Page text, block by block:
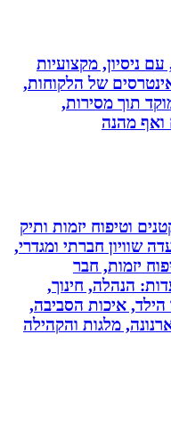
ניסיון, מקצועיות
של הלקוחות,
תוך מסירות,
מהנה
וטיפוח יזמות ותיק
שוויון חברתי ומגדרי,
יזמות, חבר
הנהלה, חינוך,
איכות הסביבה,
מלגות והקהילה